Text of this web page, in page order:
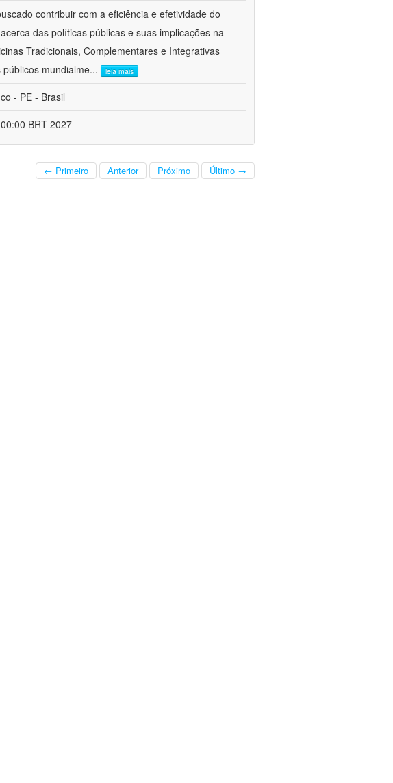
contribuir com a eficiência e efetividade do
das políticas públicas e suas implicações na
Tradicionais, Complementares e Integrativas
mundialme... leia mais
- PE - Brasil
BRT 2027
← Primeiro Anterior Próximo Último →